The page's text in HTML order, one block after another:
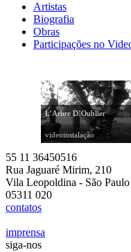
Artistas
Biografia
Obras
Participações no
L’Arbre D’Oublier
videoinstalação
55 11 36450516
Rua Jaguaré Mirim, 210
Vila Leopoldina - São Paulo
05311 020
contatos
imprensa
siga-nos